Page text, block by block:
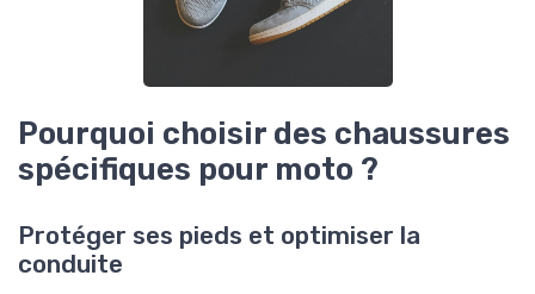
Pourquoi choisir des chaussures
spécifiques pour moto ?
Protéger ses pieds et optimiser la
conduite